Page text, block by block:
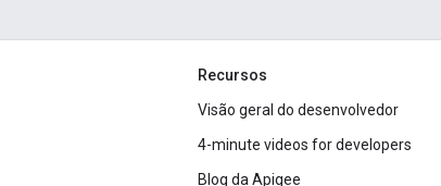
Recursos
Visão geral do desenvolvedor
4-minute videos for developers
Blog da Apigee